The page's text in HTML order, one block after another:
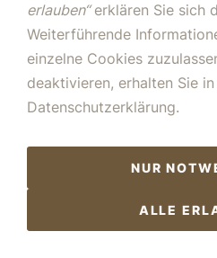
erlauben“erklären Sie sich
Weiterführende
einzelne Cookies
deaktivieren, erhalten Sie
Datenschutzerklärung.
NUR
ALLE